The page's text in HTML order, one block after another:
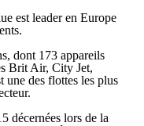
est leader en Europe
dont 173 appareils
Brit Air, City Jet,
des flottes les plus
décernées lors de la